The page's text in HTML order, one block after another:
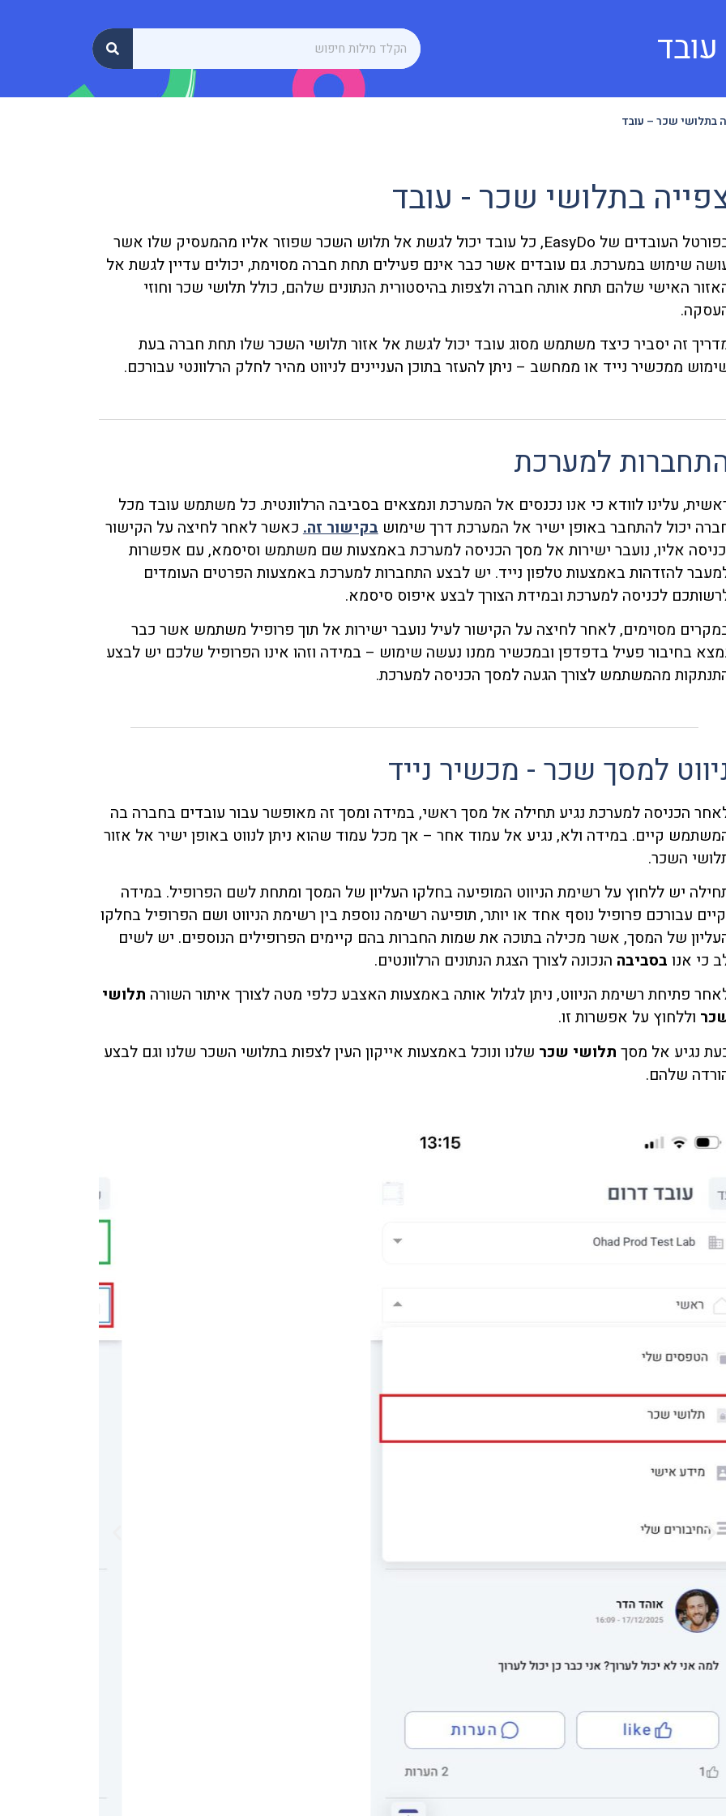
בתלושי שכר – עובד
בתלושי שכר - עובד
בפורטל העובדים של EasyDo, כל עובד יכול לגשת אל תלוש השכר שפוזר אליו מהמעסיק שלו אשר
שימוש במערכת. גם עובדים אשר כבר אינם פעילים תחת חברה מסוימת, יכולים עדיין לגשת אל
האישי שלהם תחת אותה חברה ולצפות בהיסטורית הנתונים שלהם, כולל תלושי שכר וחוזי
זה יסביר כיצד משתמש מסוג עובד יכול לגשת אל אזור תלושי השכר שלו תחת חברה בעת
ממכשיר נייד או ממחשב – ניתן להעזר בתוכן העניינים לניווט מהיר לחלק הרלוונטי עבורכם.
למערכת
עלינו לוודא כי אנו נכנסים אל המערכת ונמצאים בסביבה הרלוונטית. כל משתמש עובד מכל
יכול להתחבר באופן ישיר אל המערכת דרך שימושבקישור זה.כאשר לאחר לחיצה על הקישור
אליו, נועבר ישירות אל מסך הכניסה למערכת באמצעות שם משתמש וסיסמא, עם אפשרות
להזדהות באמצעות טלפון נייד. יש לבצע התחברות למערכת באמצעות הפרטים העומדים
לכניסה למערכת ובמידת הצורך לבצע איפוס סיסמא.
מסוימים, לאחר לחיצה על הקישור לעיל נועבר ישירות אל תוך פרופיל משתמש אשר כבר
בחיבור פעיל בדפדפן ובמכשיר ממנו נעשה שימוש – במידה וזהו אינו הפרופיל שלכם יש לבצע
מהמשתמש לצורך הגעה למסך הכניסה למערכת.
למסך שכר - מכשיר נייד
הכניסה למערכת נגיע תחילה אל מסך ראשי, במידה ומסך זה מאופשר עבור עובדים בחברה בה
קיים. במידה ולא, נגיע אל עמוד אחר – אך מכל עמוד שהוא ניתן לנווט באופן ישיר אל אזור
השכר.
יש ללחוץ על רשימת הניווט המופיעה בחלקו העליון של המסך ומתחת לשם הפרופיל. במידה
עבורכם פרופיל נוסף אחד או יותר, תופיעה רשימה נוספת בין רשימת הניווט ושם הפרופיל בחלקו
של המסך, אשר מכילה בתוכה את שמות החברות בהם קיימים הפרופילים הנוספים. יש לשים
כי אנו בסביבה הנכונה לצורך הצגת הנתונים הרלוונטים.
פתיחת רשימת הניווט, ניתן לגלול אותה באמצעות האצבע כלפי מטה לצורך איתור השורה תלושי
וללחוץ על אפשרות זו.
נגיע אל מסך תלושי שכר שלנו ונוכל באמצעות אייקון העין לצפות בתלושי השכר שלנו וגם לבצע
שלהם.